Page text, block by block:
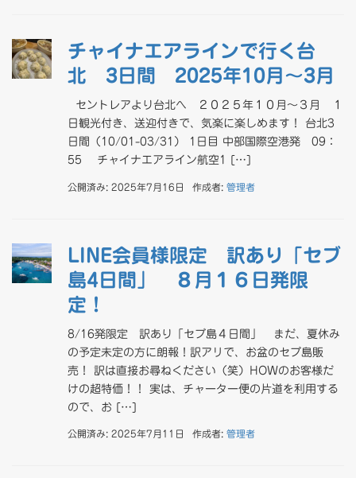
チャイナエアラインで行く台
北 3日間 2025年10月～3月
セントレアより台北へ ２０２５年１０月～３月 １
日観光付き、送迎付きで、気楽に楽しめます！ 台北3
日間（10/01-03/31） 1日目 中部国際空港発 09：
55 チャイナエアライン航空1 […]
公開済み: 2025年7月16日 作成者: 管理者
LINE会員様限定 訳あり「セブ
島4日間」 ８月１６日発限
定！
8/16発限定 訳あり「セブ島４日間」 まだ、夏休み
の予定未定の方に朗報！訳アリで、お盆のセブ島販
売！ 訳は直接お尋ねください（笑）HOWのお客様だ
けの超特価！！ 実は、チャーター便の片道を利用する
ので、お […]
公開済み: 2025年7月11日 作成者: 管理者